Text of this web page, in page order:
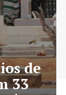
de
33